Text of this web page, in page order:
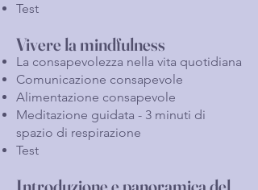
Test
Vivere la mindfulness
La consapevolezza nella vita quotidiana
Comunicazione consapevole
Alimentazione consapevole
Meditazione guidata - 3 minuti di
spazio di respirazione
Test